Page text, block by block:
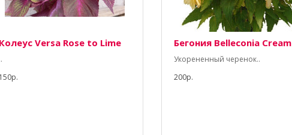
Колеус Versa Rose to Lime
..
150р.
Бегония Belleconia Cream
Укорененный черенок..
200р.